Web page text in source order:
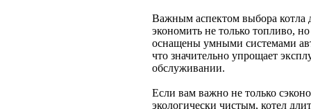
Важным аспектом выбора котла
экономить не только топливо,
оснащены умными системами
что значительно упрощает
обслуживании.
Если вам важно не только
экологически чистым, котел